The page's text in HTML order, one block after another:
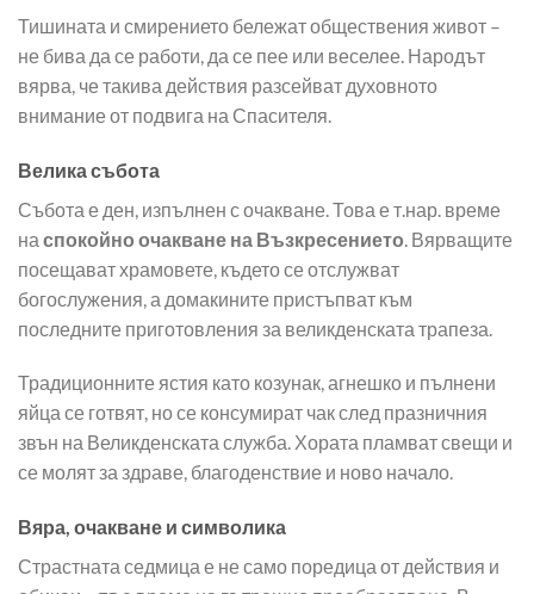
Тишината и смирението бележат обществения живот –
не бива да се работи, да се пее или веселее. Народът
вярва, че такива действия разсейват духовното
внимание от подвига на Спасителя.
Велика събота
Събота е ден, изпълнен с очакване. Това е т.нар. време
на спокойно очакване на Възкресението . Вярващите
посещават храмовете, където се отслужват
богослужения, а домакините пристъпват към
последните приготовления за великденската трапеза.
Традиционните ястия като козунак, агнешко и пълнени
яйца се готвят, но се консумират чак след празничния
звън на Великденската служба. Хората пламват свещи и
се молят за здраве, благоденствие и ново начало.
Вяра, очакване и символика
Страстната седмица е не само поредица от действия и